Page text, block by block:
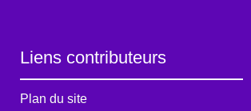
Liens contributeurs
Plan du site